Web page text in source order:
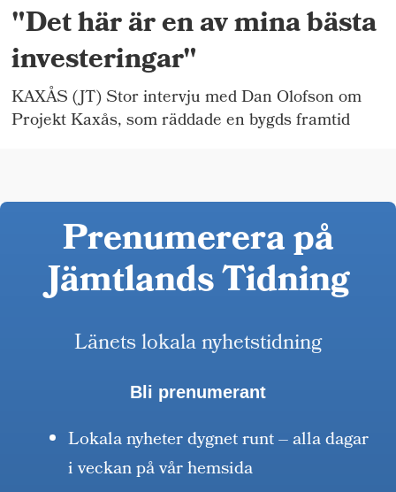
"Det här är en av mina bästa
investeringar"
KAXÅS (JT) Stor intervju med Dan Olofson om
Projekt Kaxås, som räddade en bygds framtid
Prenumerera på
Jämtlands Tidning
Länets lokala nyhetstidning
Bli prenumerant
Lokala nyheter dygnet runt – alla dagar
i veckan på vår hemsida